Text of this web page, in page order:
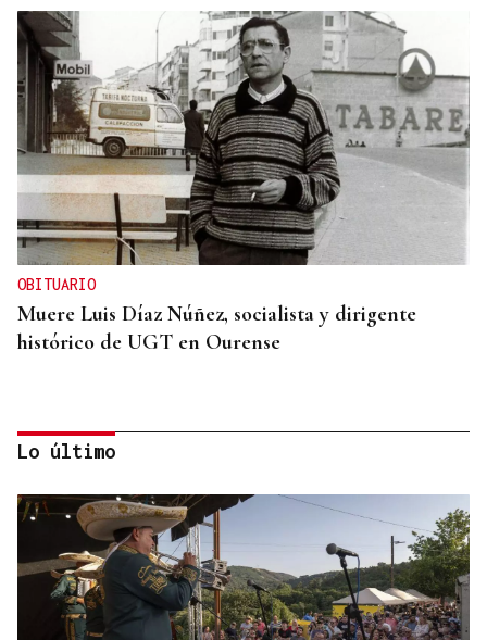
OBITUARIO
Muere Luis Díaz Núñez, socialista y dirigente
histórico de UGT en Ourense
Lo último